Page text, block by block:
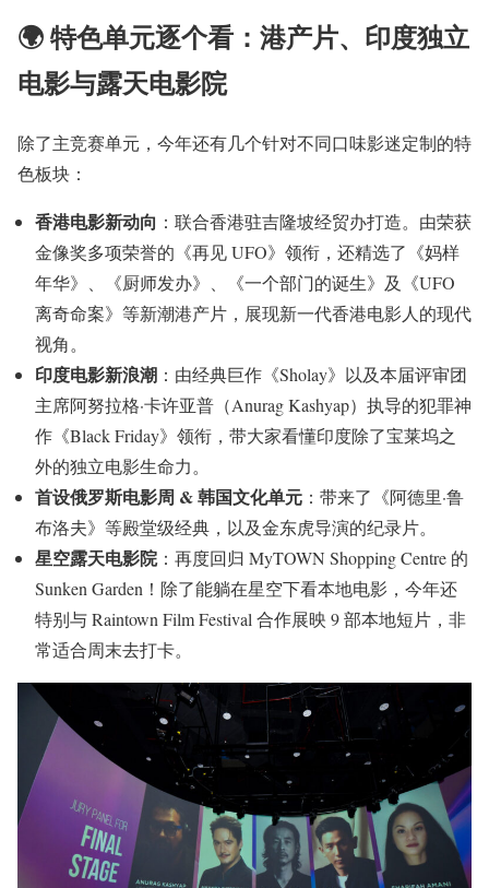
🌍 特色单元逐个看：港产片、印度独立
电影与露天电影院
除了主竞赛单元，今年还有几个针对不同口味影迷定制的特
色板块：
香港电影新动向 ：联合香港驻吉隆坡经贸办打造。由荣获
金像奖多项荣誉的《再见 UFO》领衔，还精选了《妈样
年华》、《厨师发办》、《一个部门的诞生》及《UFO
离奇命案》等新潮港产片，展现新一代香港电影人的现代
视角。
印度电影新浪潮 ：由经典巨作《Sholay》以及本届评审团
主席阿努拉格·卡许亚普（Anurag Kashyap）执导的犯罪神
作《Black Friday》领衔，带大家看懂印度除了宝莱坞之
外的独立电影生命力。
首设俄罗斯电影周 & 韩国文化单元 ：带来了《阿德里·鲁
布洛夫》等殿堂级经典，以及金东虎导演的纪录片。
星空露天电影院：再度回归 MyTOWN Shopping Centre 的
Sunken Garden！除了能躺在星空下看本地电影，今年还
特别与 Raintown Film Festival 合作展映 9 部本地短片，非
常适合周末去打卡。